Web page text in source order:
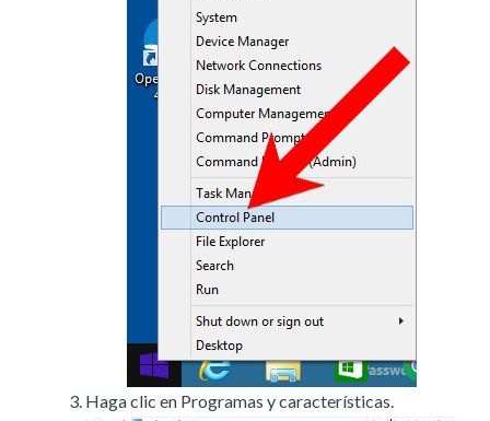
Haga clic en Programas y características.